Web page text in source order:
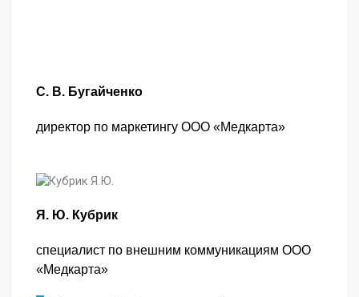
С. В. Бугайченко
директор по маркетингу ООО «Медкарта»
Я. Ю. Кубрик
специалист по внешним коммуникациям ООО
«Медкарта»